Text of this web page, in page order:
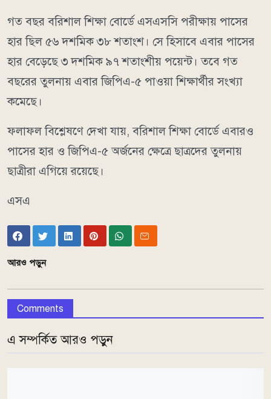
গত বছর বরিশাল শিক্ষা বোর্ডে এসএসসি পরীক্ষায় পাসের
হার ছিল ৫৬ দশমিক ৩৮ শতাংশ। সে হিসাবে এবার পাসের
হার বেড়েছে ৩ দশমিক ৯৭ শতাংশীয় পয়েন্ট। তবে গত
বছরের তুলনায় এবার জিপিএ-৫ পাওয়া শিক্ষার্থীর সংখ্যা
কমেছে।
ফলাফল বিশ্লেষণে দেখা যায়, বরিশাল শিক্ষা বোর্ডে এবারও
পাসের হার ও জিপিএ-৫ অর্জনের ক্ষেত্রে ছাত্রদের তুলনায়
ছাত্রীরা এগিয়ে রয়েছে।
এসএ
আরও পড়ুন
Comments
এ সম্পর্কিত আরও পড়ুন